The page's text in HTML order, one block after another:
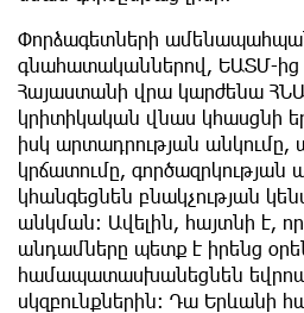
Փորձագետների
գնահատականներով, ԵԱՏՄ-ից
Հայաստանի վրա կարժենա
կրիտիկական վնաս կհասցնի
իսկ արտադրության անկումը,
կրճատումը, գործազրկության
կհանգեցնեն բնակչության
անկման։ Ավելին, հայտնի է,
անդամները պետք է իրենց
համապատասխանեցնեն
սկզբունքներին։ Դա Երևանի